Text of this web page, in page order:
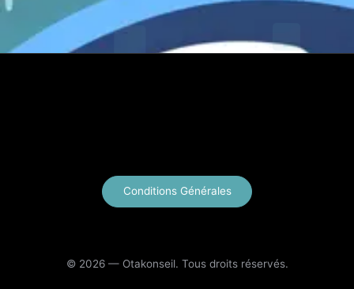
Conditions Générales
© 2026 — Otakonseil. Tous droits réservés.